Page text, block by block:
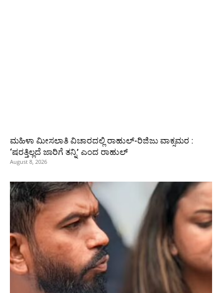
ಮಹಿಳಾ ಮೀಸಲಾತಿ ವಿಚಾರದಲ್ಲಿ ರಾಹುಲ್‌-ರಿಜಿಜು ವಾಕ್ಸಮರ :
‘ಷರತ್ತಿಲ್ಲದೆ ಜಾರಿಗೆ ತನ್ನಿ’ ಎಂದ ರಾಹುಲ್‌
August 8, 2026